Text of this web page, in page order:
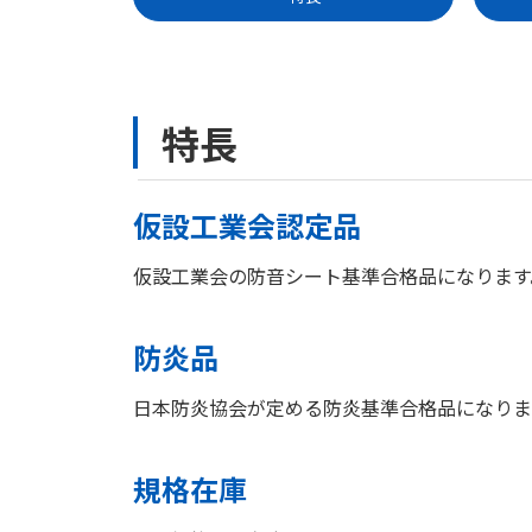
特長
仮設工業会認定品
仮設工業会の防音シート基準合格品になりま
防炎品
日本防炎協会が定める防炎基準合格品になり
規格在庫